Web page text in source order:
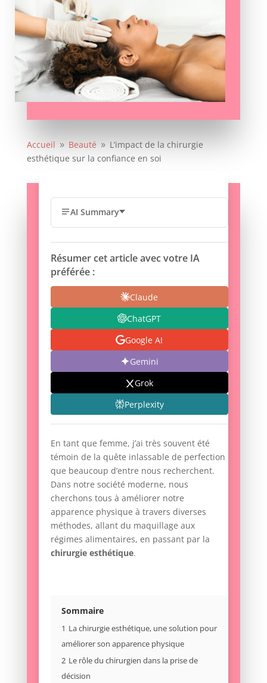
Accueil 9 Beauté 9 L’impact de la chirurgie
esthétique sur la confiance en soi
AI Summary
Résumer cet article avec votre IA
préférée :
Claude
ChatGPT
Google AI
Gemini
Grok
Perplexity
En tant que femme, j’ai très souvent été
témoin de la quête inlassable de perfection
que beaucoup d’entre nous recherchent.
Dans notre société moderne, nous
cherchons tous à améliorer notre
apparence physique à travers diverses
méthodes, allant du maquillage aux
régimes alimentaires, en passant par la
chirurgie esthétique.
Sommaire
1 La chirurgie esthétique, une solution pour
améliorer son apparence physique
2 Le rôle du chirurgien dans la prise de
décision